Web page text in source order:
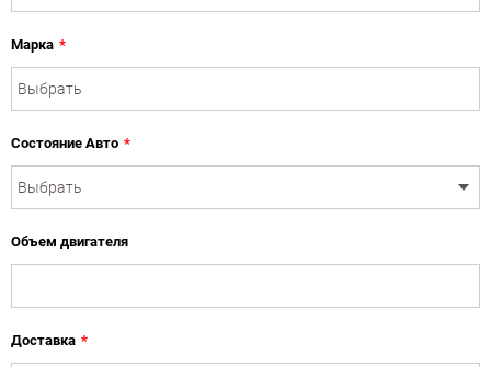
Марка *
Состояние Авто *
Объем двигателя
Доставка *